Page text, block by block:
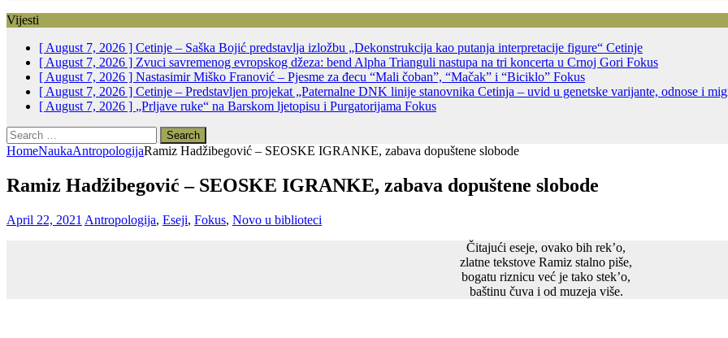
Vijesti
[ August 7, 2026 ] Cetinje – Saška Bojić predstavlja izložbu „Dekonstrukcija kao putanja interpretacije figure“ Cetinje
[ August 7, 2026 ] Zvuci savremenog evropskog džeza: bend Alpha Trianguli nastupa na tri koncerta u Crnoj Gori Fokus
[ August 7, 2026 ] Nastasimir Miško Franović – Pjesme za đecu “Mali čoban”, “Mačak” i “Biciklo” Fokus
[ August 7, 2026 ] Cetinje – Predstavljen projekat „Paternalne DNK linije stanovnika Cetinja – uvid u genetske varijante, odnose i
[ August 7, 2026 ] „Prljave ruke“ na Barskom ljetopisu i Purgatorijama Fokus
Search
for:
HomeNaukaAntropologijaRamiz Hadžibegović – SEOSKE IGRANKE, zabava dopuštene slobode
Ramiz Hadžibegović – SEOSKE IGRANKE, zabava dopuštene slobode
April 22, 2021 Antropologija, Eseji, Fokus, Novo u biblioteci
Čitajući eseje, ovako bih rek’o,
zlatne tekstove Ramiz stalno piše,
bogatu riznicu već je tako stek’o,
baštinu čuva i od muzeja više.